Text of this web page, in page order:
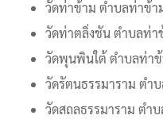
วัดท่าข้าม ตำบลท่าข้า
วัดท่าตลิ่งชัน ตำบลท่า
วัดพุนพินใต้ ตำบลท่า
วัดรัตนธรรมาราม ตำ
วัดสถลธรรมาราม ตำ